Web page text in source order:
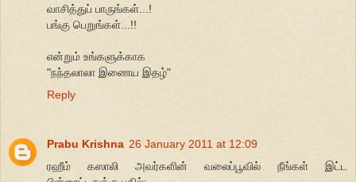
வாசித்துப் பாருங்கள்...!
பங்கு பெறுங்கள்...!!
என்றும் உங்களுக்காக
"நந்தலாலா இணைய இதழ்"
Reply
Prabu Krishna 26 January 2011 at 12:09
ரஹீம் கஸாலி அவர்களின் வலைப்பூவில் நீங்கள் இட்ட